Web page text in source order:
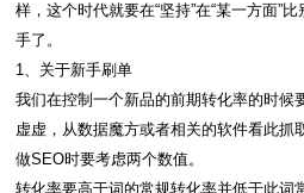
样，这个时代就要在“坚持”在“某一方面”
手了。
1、关于新手刷单
我们在控制一个新品的前期转化率的时候
虚虚，从数据魔方或者相关的软件看此抓
做SEO时要考虑两个数值。
转化率要高于词的常规转化率并低于此词